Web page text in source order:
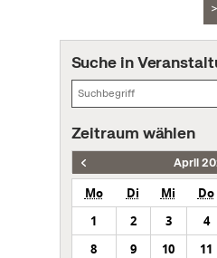
Suche in
Zeitraum wählen
April
Mo Di Mi Do
1
2 3 4
8
9 10 11